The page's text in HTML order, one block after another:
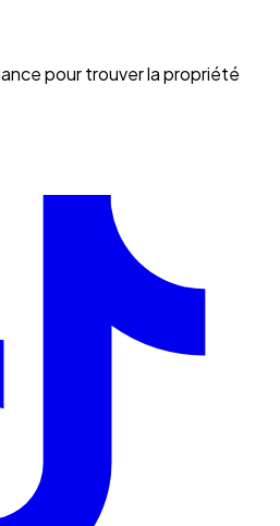
pour trouver la propriété